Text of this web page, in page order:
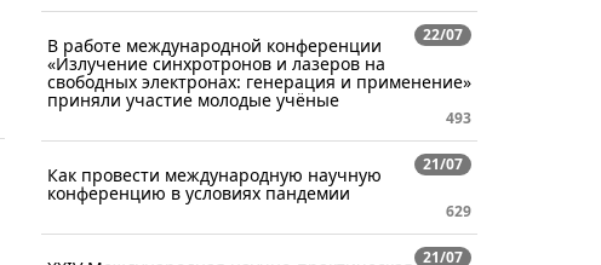
22/07
В работе международной конференции
«Излучение синхротронов и лазеров на
свободных электронах: генерация и применение»
приняли участие молодые учёные
493
21/07
Как провести международную научную
конференцию в условиях пандемии
629
21/07